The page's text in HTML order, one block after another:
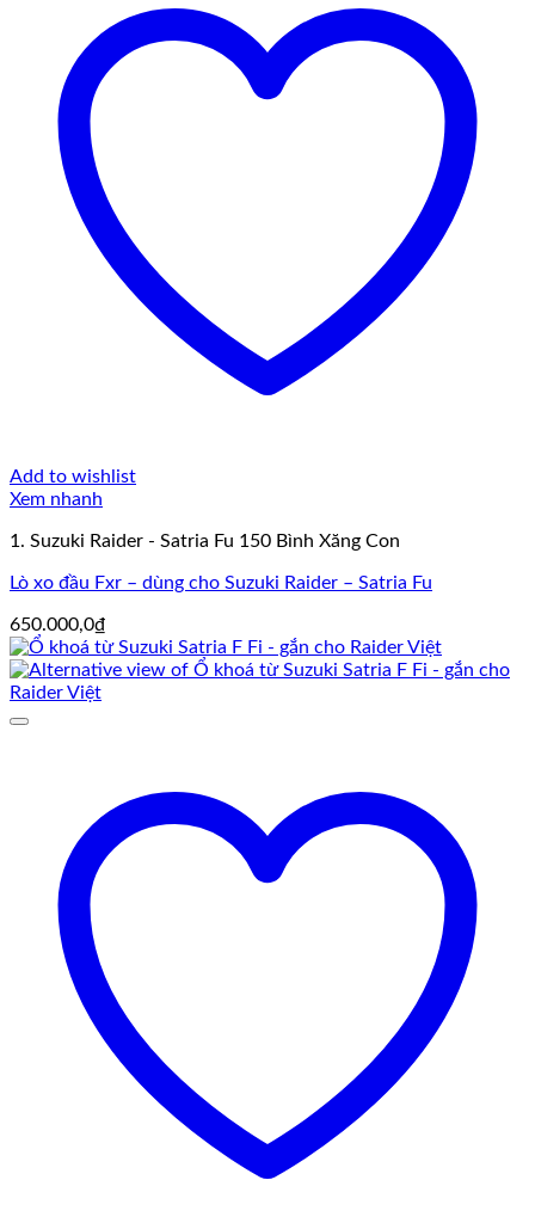
Add to wishlist
Xem nhanh
1. Suzuki Raider - Satria Fu 150 Bình Xăng Con
Lò xo đầu Fxr – dùng cho Suzuki Raider – Satria Fu
650.000,0₫